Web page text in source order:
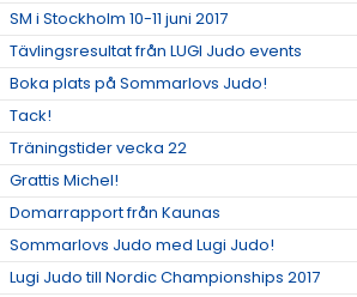
SM i Stockholm 10-11 juni 2017
Tävlingsresultat från LUGI Judo events
Boka plats på Sommarlovs Judo!
Tack!
Träningstider vecka 22
Grattis Michel!
Domarrapport från Kaunas
Sommarlovs Judo med Lugi Judo!
Lugi Judo till Nordic Championships 2017